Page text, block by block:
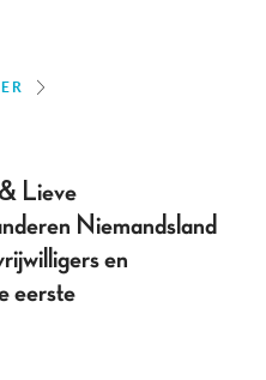
Lieve
Niemandsland
en
eerste